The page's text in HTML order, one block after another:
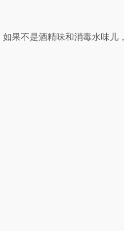
果不是酒精味和消毒水味儿，